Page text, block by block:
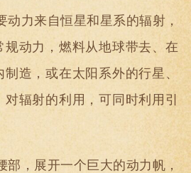
动力来自恒星和星系的辐射，
规动力，燃料从地球带去、在
制造，或在太阳系外的行星、
辐射的利用，可同时利用引
部，展开一个巨大的动力帆，